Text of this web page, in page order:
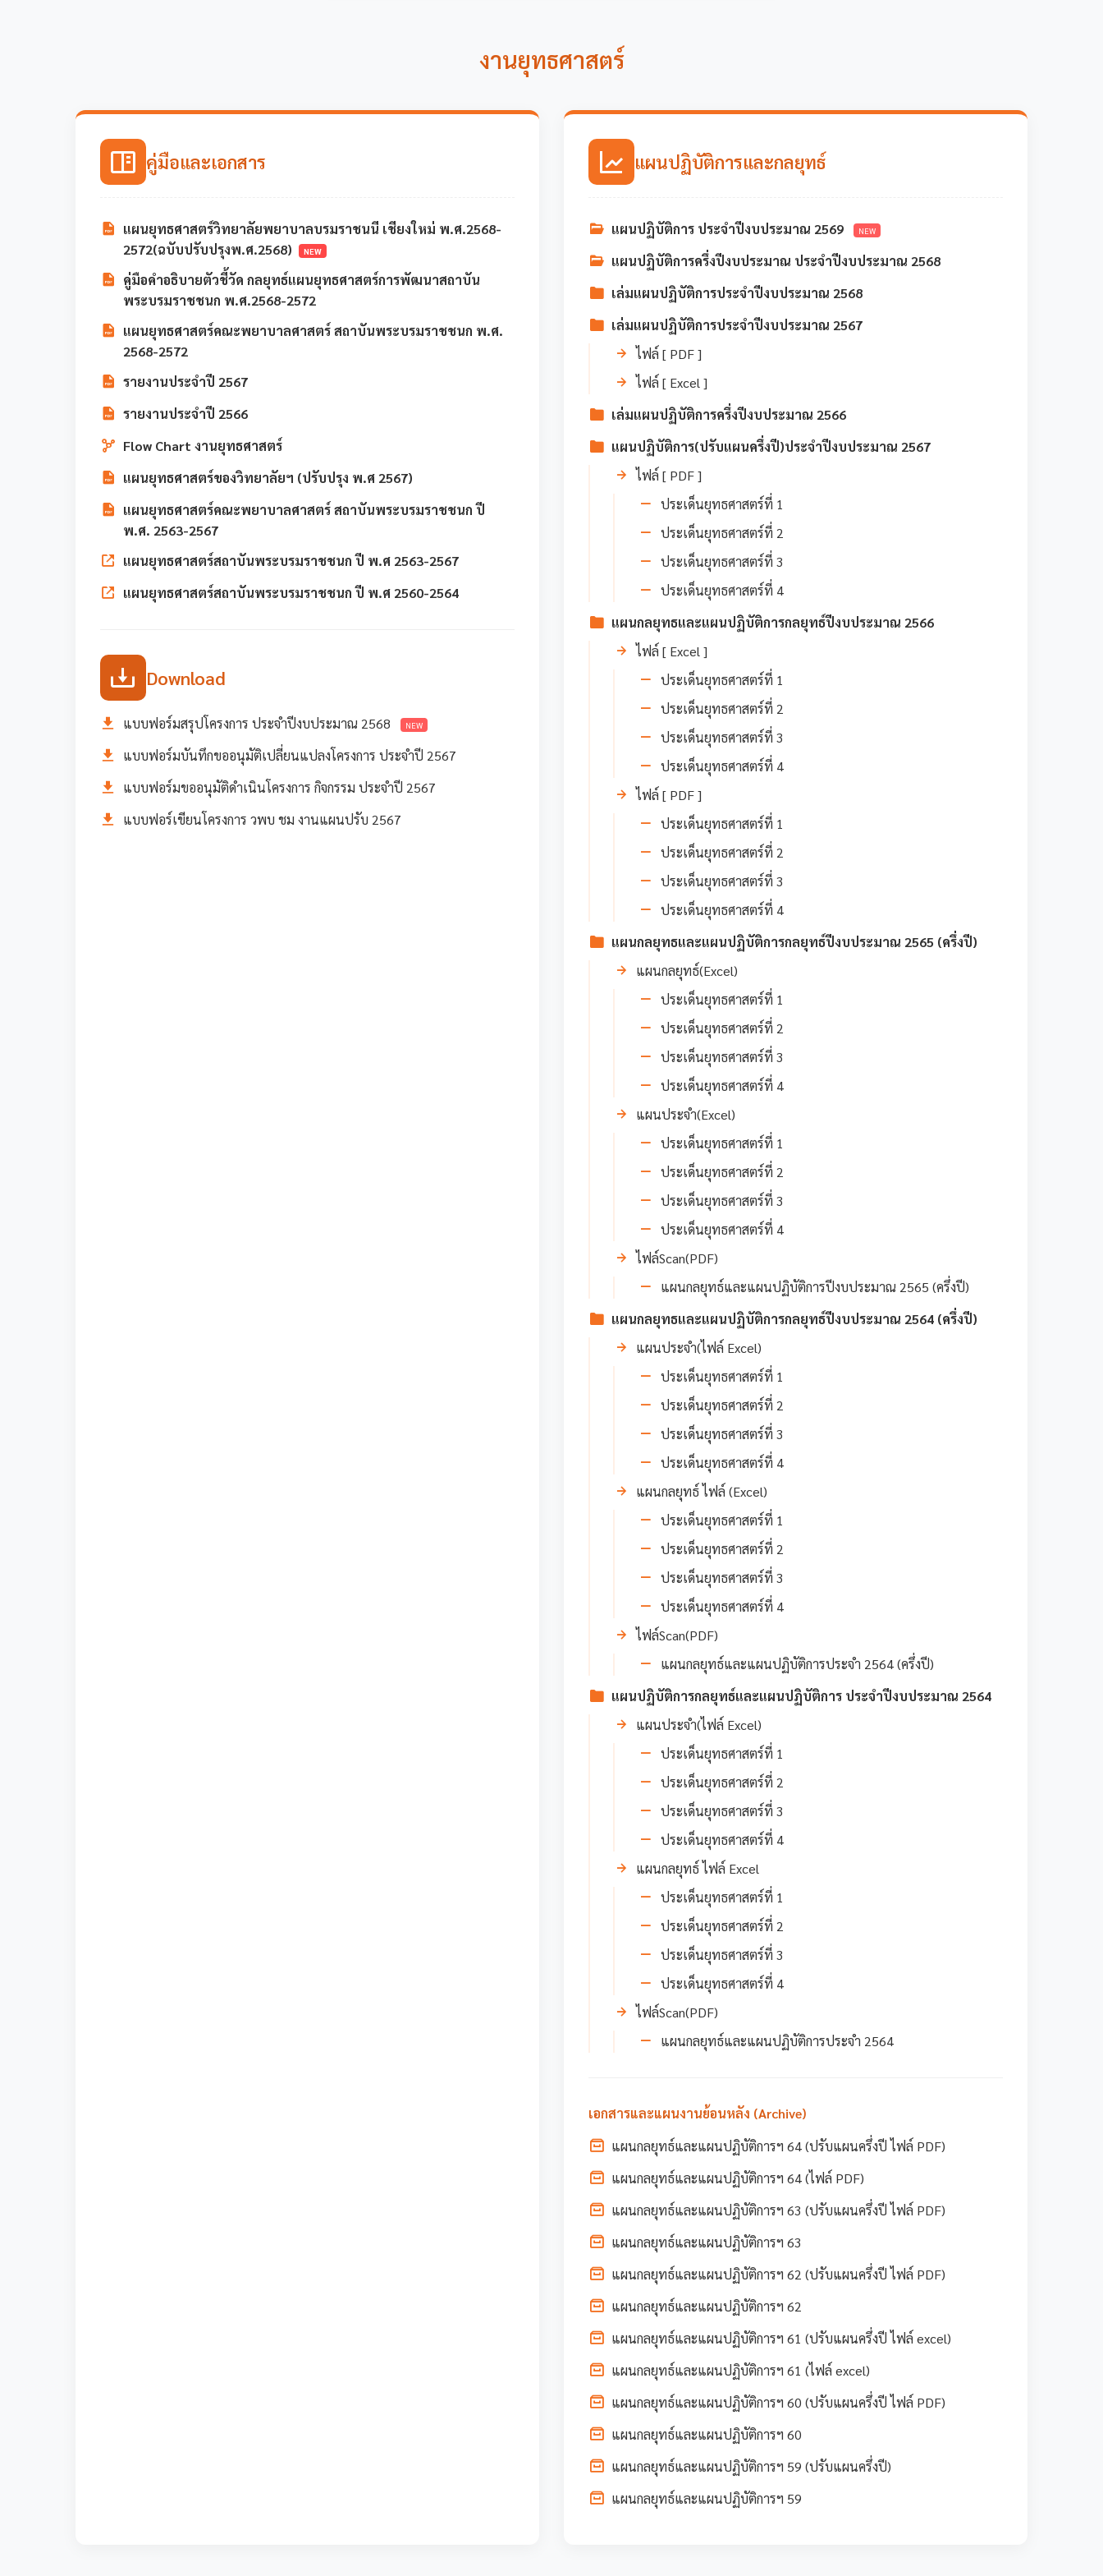
งานยุทธศาสตร์
คู่มือและเอกสาร
แผนยุทธศาสตร์วิทยาลัยพยาบาลบรมราชนนี เชียงใหม่ พ.ศ.2568-
2572(ฉบับปรับปรุงพ.ศ.2568)
NEW
คู่มือคำอธิบายตัวชี้วัด กลยุทธ์แผนยุทธศาสตร์การพัฒนาสถาบัน
พระบรมราชชนก พ.ศ.2568-2572
แผนยุทธศาสตร์คณะพยาบาลศาสตร์ สถาบันพระบรมราชชนก พ.ศ.
2568-2572
รายงานประจำปี 2567
รายงานประจำปี 2566
Flow Chart งานยุทธศาสตร์
แผนยุทธศาสตร์ของวิทยาลัยฯ (ปรับปรุง พ.ศ 2567)
แผนยุทธศาสตร์คณะพยาบาลศาสตร์ สถาบันพระบรมราชชนก ปี
พ.ศ. 2563-2567
แผนยุทธศาสตร์สถาบันพระบรมราชชนก ปี พ.ศ 2563-2567
แผนยุทธศาสตร์สถาบันพระบรมราชชนก ปี พ.ศ 2560-2564
Download
แบบฟอร์มสรุปโครงการ ประจำปีงบประมาณ 2568 NEW
แบบฟอร์มบันทึกขออนุมัติเปลี่ยนแปลงโครงการ ประจำปี 2567
แบบฟอร์มขออนุมัติดำเนินโครงการ กิจกรรม ประจำปี 2567
แบบฟอร์เขียนโครงการ วพบ ชม งานแผนปรับ 2567
แผนปฏิบัติการและกลยุทธ์
แผนปฏิบัติการ ประจำปีงบประมาณ 2569 NEW
แผนปฏิบัติการครึ่งปีงบประมาณ ประจำปีงบประมาณ 2568
เล่มแผนปฏิบัติการประจำปีงบประมาณ 2568
เล่มแผนปฏิบัติการประจำปีงบประมาณ 2567
ไฟล์ [ PDF ]
ไฟล์ [ Excel ]
เล่มแผนปฏิบัติการครึ่งปีงบประมาณ 2566
แผนปฏิบัติการ(ปรับแผนครึ่งปี)ประจำปีงบประมาณ 2567
ไฟล์ [ PDF ]
ประเด็นยุทธศาสตร์ที่ 1
ประเด็นยุทธศาสตร์ที่ 2
ประเด็นยุทธศาสตร์ที่ 3
ประเด็นยุทธศาสตร์ที่ 4
แผนกลยุทธและแผนปฏิบัติการกลยุทธ์ปีงบประมาณ 2566
ไฟล์ [ Excel ]
ประเด็นยุทธศาสตร์ที่ 1
ประเด็นยุทธศาสตร์ที่ 2
ประเด็นยุทธศาสตร์ที่ 3
ประเด็นยุทธศาสตร์ที่ 4
ไฟล์ [ PDF ]
ประเด็นยุทธศาสตร์ที่ 1
ประเด็นยุทธศาสตร์ที่ 2
ประเด็นยุทธศาสตร์ที่ 3
ประเด็นยุทธศาสตร์ที่ 4
แผนกลยุทธและแผนปฏิบัติการกลยุทธ์ปีงบประมาณ 2565 (ครึ่งปี)
แผนกลยุทธ์(Excel)
ประเด็นยุทธศาสตร์ที่ 1
ประเด็นยุทธศาสตร์ที่ 2
ประเด็นยุทธศาสตร์ที่ 3
ประเด็นยุทธศาสตร์ที่ 4
แผนประจำ(Excel)
ประเด็นยุทธศาสตร์ที่ 1
ประเด็นยุทธศาสตร์ที่ 2
ประเด็นยุทธศาสตร์ที่ 3
ประเด็นยุทธศาสตร์ที่ 4
ไฟล์Scan(PDF)
แผนกลยุทธ์และแผนปฏิบัติการปีงบประมาณ 2565 (ครึ่งปี)
แผนกลยุทธและแผนปฏิบัติการกลยุทธ์ปีงบประมาณ 2564 (ครึ่งปี)
แผนประจำ(ไฟล์ Excel)
ประเด็นยุทธศาสตร์ที่ 1
ประเด็นยุทธศาสตร์ที่ 2
ประเด็นยุทธศาสตร์ที่ 3
ประเด็นยุทธศาสตร์ที่ 4
แผนกลยุทธ์ ไฟล์ (Excel)
ประเด็นยุทธศาสตร์ที่ 1
ประเด็นยุทธศาสตร์ที่ 2
ประเด็นยุทธศาสตร์ที่ 3
ประเด็นยุทธศาสตร์ที่ 4
ไฟล์Scan(PDF)
แผนกลยุทธ์และแผนปฏิบัติการประจำ 2564 (ครึ่งปี)
แผนปฏิบัติการกลยุทธ์และแผนปฏิบัติการ ประจำปีงบประมาณ 2564
แผนประจำ(ไฟล์ Excel)
ประเด็นยุทธศาสตร์ที่ 1
ประเด็นยุทธศาสตร์ที่ 2
ประเด็นยุทธศาสตร์ที่ 3
ประเด็นยุทธศาสตร์ที่ 4
แผนกลยุทธ์ ไฟล์ Excel
ประเด็นยุทธศาสตร์ที่ 1
ประเด็นยุทธศาสตร์ที่ 2
ประเด็นยุทธศาสตร์ที่ 3
ประเด็นยุทธศาสตร์ที่ 4
ไฟล์Scan(PDF)
แผนกลยุทธ์และแผนปฏิบัติการประจำ 2564
เอกสารและแผนงานย้อนหลัง (Archive)
แผนกลยุทธ์และแผนปฏิบัติการฯ 64 (ปรับแผนครึ่งปี ไฟล์ PDF)
แผนกลยุทธ์และแผนปฏิบัติการฯ 64 (ไฟล์ PDF)
แผนกลยุทธ์และแผนปฏิบัติการฯ 63 (ปรับแผนครึ่งปี ไฟล์ PDF)
แผนกลยุทธ์และแผนปฏิบัติการฯ 63
แผนกลยุทธ์และแผนปฏิบัติการฯ 62 (ปรับแผนครึ่งปี ไฟล์ PDF)
แผนกลยุทธ์และแผนปฏิบัติการฯ 62
แผนกลยุทธ์และแผนปฏิบัติการฯ 61 (ปรับแผนครึ่งปี ไฟล์ excel)
แผนกลยุทธ์และแผนปฏิบัติการฯ 61 (ไฟล์ excel)
แผนกลยุทธ์และแผนปฏิบัติการฯ 60 (ปรับแผนครึ่งปี ไฟล์ PDF)
แผนกลยุทธ์และแผนปฏิบัติการฯ 60
แผนกลยุทธ์และแผนปฏิบัติการฯ 59 (ปรับแผนครึ่งปี)
แผนกลยุทธ์และแผนปฏิบัติการฯ 59